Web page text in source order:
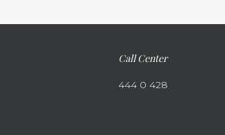
Call Center
444 0 428